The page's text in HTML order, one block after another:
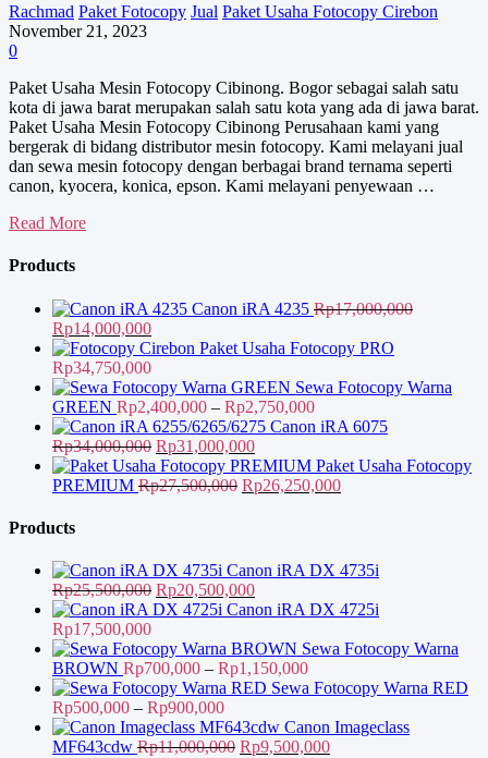
Rachmad Paket Fotocopy Jual Paket Usaha Fotocopy Cirebon
November 21, 2023
0
Paket Usaha Mesin Fotocopy Cibinong. Bogor sebagai salah satu
kota di jawa barat merupakan salah satu kota yang ada di jawa barat.
Paket Usaha Mesin Fotocopy Cibinong Perusahaan kami yang
bergerak di bidang distributor mesin fotocopy. Kami melayani jual
dan sewa mesin fotocopy dengan berbagai brand ternama seperti
canon, kyocera, konica, epson. Kami melayani penyewaan …
Paket
Mesin
Cibinong
Read More
Products
Canon iRA 4235 Rp17,000,000
Harga
aslinya
adalah:
Rp17,000,000.
Rp14,000,000Harga
saat
ini
adalah:
Rp14,000,000.
Paket Usaha Fotocopy PRO
Rp34,750,000
Sewa Fotocopy Warna
GREEN Rp2,400,000 – Rp2,750,000Rentang
harga:
hingga
Rp2,750,000
Canon iRA 6075
Rp34,000,000 Harga
aslinya
adalah:
Rp31,000,000Harga
saat
ini
Paket Usaha Fotocopy
PREMIUM Rp27,500,000 Harga
Rp26,250,000Harga
Rp26,250,000.
Products
Canon iRA DX 4735i
Rp25,500,000 Harga
aslinya
Rp25,500,000.
Rp20,500,000Harga
saat
adalah:
Rp20,500,000.
Canon iRA DX 4725i
Rp17,500,000
Sewa Fotocopy Warna
BROWN Rp700,000 – Rp1,150,000Rentang
harga:
hingga
Rp1,150,000
Sewa Fotocopy Warna RED
Rp500,000 – Rp900,000Rentang
harga:
Rp500,000
Canon Imageclass
MF643cdw Rp11,000,000 Harga
Rp9,500,000Harga